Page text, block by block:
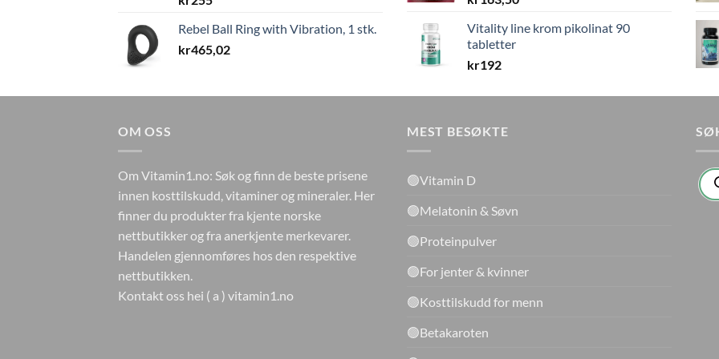
Rebel Ball Ring with Vibration, 1 stk.
kr465,02
Vitality line krom pikolinat 90
tabletter
kr192
OM OSS
Om Vitamin1.no: Søk og finn de beste prisene
innen kosttilskudd, vitaminer og mineraler. Her
finner du produkter fra kjente norske
nettbutikker og fra anerkjente merkevarer.
Handelen gjennomføres hos den respektive
nettbutikken.
Kontakt oss hei ( a ) vitamin1.no
MEST BESØKTE
🟢Vitamin D
🟢Melatonin & Søvn
🟢Proteinpulver
🟢For jenter & kvinner
🟢Kosttilskudd for menn
🟢Betakaroten